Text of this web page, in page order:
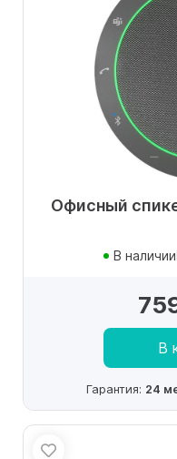
Офисный
В наличии
В
Гарантия: 24